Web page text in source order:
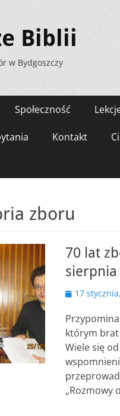
Biblii
w Bydgoszczy
Społeczność
Kontakt
zboru
70 lat
sierpnia
Opublikowano
17
którym brat
Wiele się
„Rozmowy